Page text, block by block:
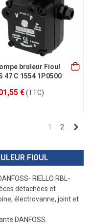
bruleur Fioul
47 C 1554 1P0500
€(TTC)
1 2
FIOUL
RIELLO RBL-
détachées et
électrovanne, joint et
DANFOSS.